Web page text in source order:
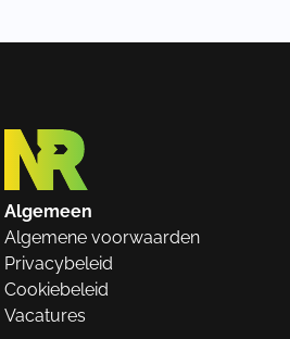
Algemeen
Algemene voorwaarden
Privacybeleid
Cookiebeleid
Vacatures